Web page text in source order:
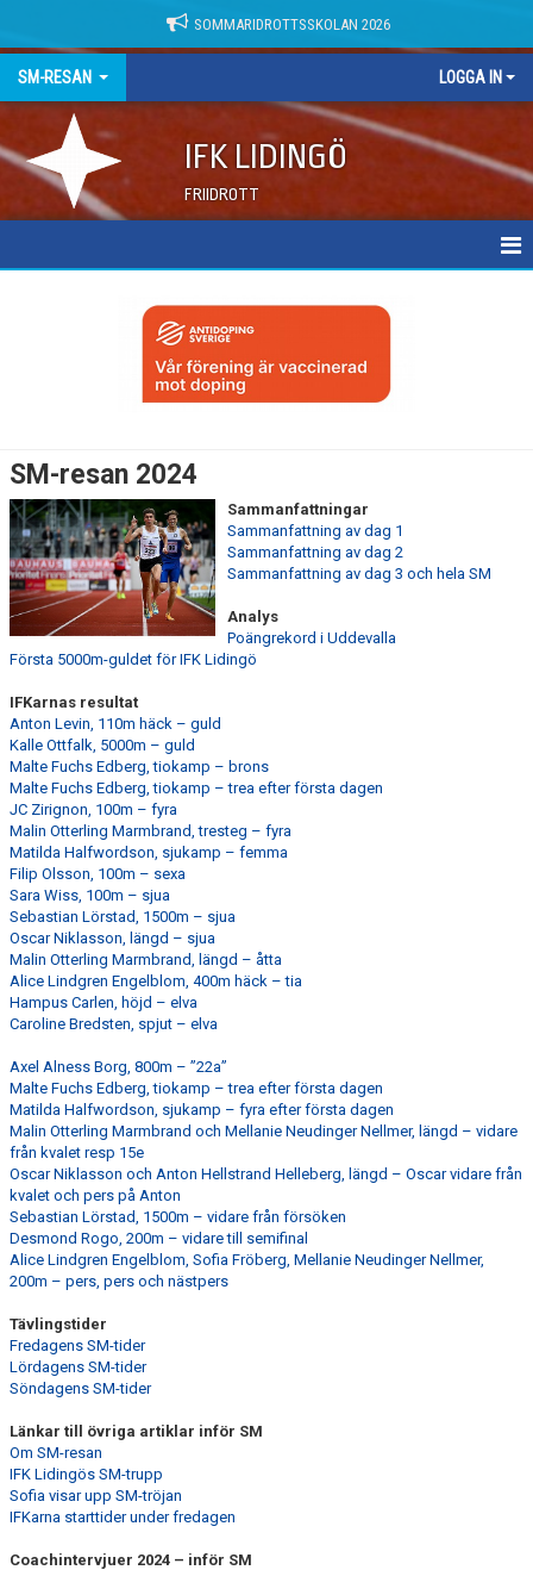
SOMMARIDROTTSSKOLAN 2026
SM-RESAN LOGGA IN
IFK LIDINGÖ
FRIIDROTT
SM PARTNERS 2024
SM RESAN-2021
SM-resan 2024
Sammanfattningar
Sammanfattning av dag 1
Sammanfattning av dag 2
Sammanfattning av dag 3 och hela SM
Analys
Poängrekord i Uddevalla
Första 5000m-guldet för IFK Lidingö
IFKarnas resultat
Anton Levin, 110m häck – guld
Kalle Ottfalk, 5000m – guld
Malte Fuchs Edberg, tiokamp – brons
Malte Fuchs Edberg, tiokamp – trea efter första dagen
JC Zirignon, 100m – fyra
Malin Otterling Marmbrand, tresteg – fyra
Matilda Halfwordson, sjukamp – femma
Filip Olsson, 100m – sexa
Sara Wiss, 100m – sjua
Sebastian Lörstad, 1500m – sjua
Oscar Niklasson, längd – sjua
Malin Otterling Marmbrand, längd – åtta
Alice Lindgren Engelblom, 400m häck – tia
Hampus Carlen, höjd – elva
Caroline Bredsten, spjut – elva
Axel Alness Borg, 800m – ”22a”
Malte Fuchs Edberg, tiokamp – trea efter första dagen
Matilda Halfwordson, sjukamp – fyra efter första dagen
Malin Otterling Marmbrand och Mellanie Neudinger Nellmer, längd – vidare
från kvalet resp 15e
Oscar Niklasson och Anton Hellstrand Helleberg, längd – Oscar vidare från
kvalet och pers på Anton
Sebastian Lörstad, 1500m – vidare från försöken
Desmond Rogo, 200m – vidare till semifinal
Alice Lindgren Engelblom, Sofia Fröberg, Mellanie Neudinger Nellmer,
200m – pers, pers och nästpers
Tävlingstider
Fredagens SM-tider
Lördagens SM-tider
Söndagens SM-tider
Länkar till övriga artiklar inför SM
Om SM-resan
IFK Lidingös SM-trupp
Sofia visar upp SM-tröjan
IFKarna starttider under fredagen
Coachintervjuer 2024 – inför SM